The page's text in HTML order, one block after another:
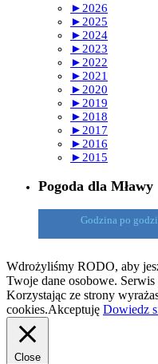
► 2026
► 2025
► 2024
► 2023
► 2022
► 2021
► 2020
► 2019
► 2018
► 2017
► 2016
► 2015
Pogoda dla Mławy
Godzina po
Wdrożyliśmy RODO, aby
Twoje dane osobowe.
Korzystając ze strony
cookies.Akceptuję Dowiedz
Close